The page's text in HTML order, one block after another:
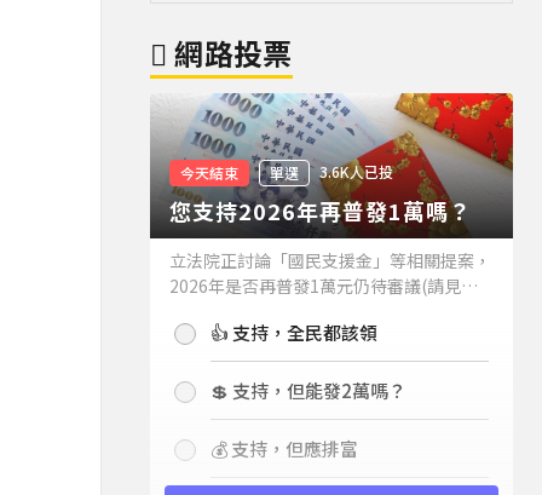
網路投票
今天結束 單選 3.6K人已投
您支持2026年再普發1萬嗎？
立法院正討論「國民支援金」等相關提案，
2026年是否再普發1萬元仍待審議(請見下
持嗎？👍 支持，全民都該領
💲 支持，但能發2萬嗎？
💰 支持，但應排富